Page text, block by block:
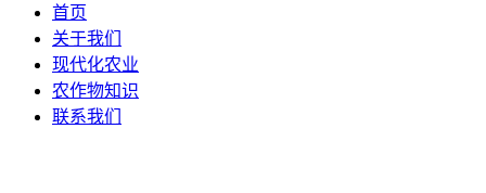
首页
关于我们
现代化农业
农作物知识
联系我们